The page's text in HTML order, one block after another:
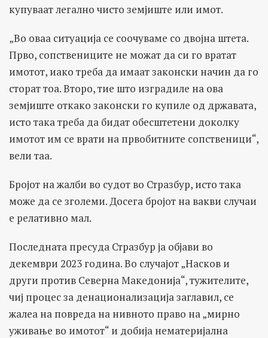
купуваат легално чисто земјиште или имот.
„Во оваа ситуација се соочуваме со двојна штета.
Прво, сопствениците не можат да си го вратат
имотот, иако треба да имаат законски начин да го
сторат тоа. Второ, тие што изградиле на ова
земјиште откако законски го купиле од државата,
исто така треба да бидат обесштетени доколку
имотот им се врати на првобитните сопственици“,
вели таа.
Бројот на жалби во судот во Стразбур, исто така
може да се зголеми. Досега бројот на вакви случаи
е релативно мал.
Последната пресуда Стразбур ја објави во
декември 2023 година. Во случајот „Насков и
други против Северна Македонија“, тужителите,
чиј процес за денационализација заглавил, се
жалеа на повреда на нивното право на „мирно
уживање во имотот“ и добија нематеријална